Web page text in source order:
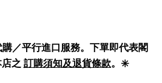
／平行進口服務。下單即代表閣
店之 訂購須知及退貨條款。✳️